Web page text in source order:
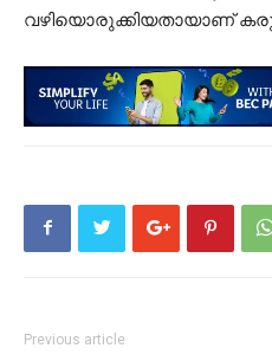
വഴിയൊരുക്കിയതായാണ്
Previous article